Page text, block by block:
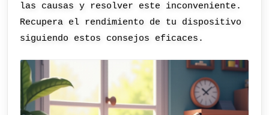
las causas y resolver este inconveniente.
Recupera el rendimiento de tu dispositivo
siguiendo estos consejos eficaces.